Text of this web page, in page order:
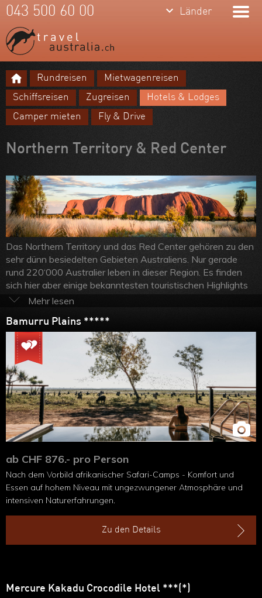
Meine Favoriten
Team
Feedbacks
Kontakt
ARVB
keyboard_arrow_down Länder
043 500 60 00
Rundreisen
Mietwagenreisen
Schiffsreisen
Zugreisen
Hotels & Lodges
Camper mieten
Fly & Drive
Northern Territory & Red Center
Das Northern Territory und das Red Center gehören zu den
sehr dünn besiedelten Gebieten Australiens. Nur gerade
rund 220‘000 Australier leben in dieser Region. Es finden
sich hier aber einige bekanntesten touristischen Highlights
Australiens. Besuchen Sie Alice Springs, den Uluru (Ayers
Nationalpark und den Kings Canyon! Es erwarten Sie
einzigartige Landschaften und eine grosse Vielfalt an
Wildtieren. Der Norden entzückt mit einer tropischen
Vegetation, während der Süden seine Besucher mit roten
Wüsten und Steppenlandschaften in seinen Bann zieht.
Unsere Experten stellen Ihnen gerne eine auf Ihre
persönlichen Bedürfnisse zugeschnittene Rundreise
zusammen!
Bamurru Plains *****
ab CHF 876.- pro Person
Nach dem Vorbild afrikanischer Safari-Camps - Komfort und
Essen auf hohem Niveau mit ungezwungener Atmosphäre und
intensiven Naturerfahrungen.
Zu den Details
Mercure Kakadu Crocodile Hotel ***(*)